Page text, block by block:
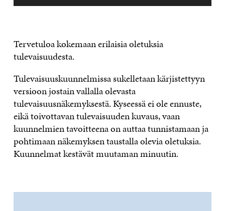
Tervetuloa kokemaan erilaisia oletuksia
tulevaisuudesta.
Tulevaisuuskuunnelmissa sukelletaan kärjistettyyn
versioon jostain vallalla olevasta
tulevaisuusnäkemyksestä. Kyseessä ei ole ennuste,
eikä toivottavan tulevaisuuden kuvaus, vaan
kuunnelmien tavoitteena on auttaa tunnistamaan ja
pohtimaan näkemyksen taustalla olevia oletuksia.
Kuunnelmat kestävät muutaman minuutin.